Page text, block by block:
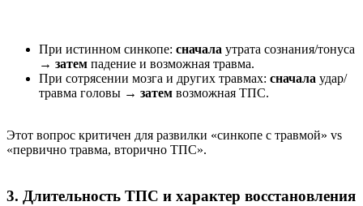
При истинном синкопе: сначала утрата сознания/тонуса
→ затем падение и возможная травма.
При сотрясении мозга и других травмах: сначала удар/
травма головы → затем возможная ТПС.
Этот вопрос критичен для развилки «синкопе с травмой» vs
«первично травма, вторично ТПС».
3. Длительность ТПС и характер восстановления